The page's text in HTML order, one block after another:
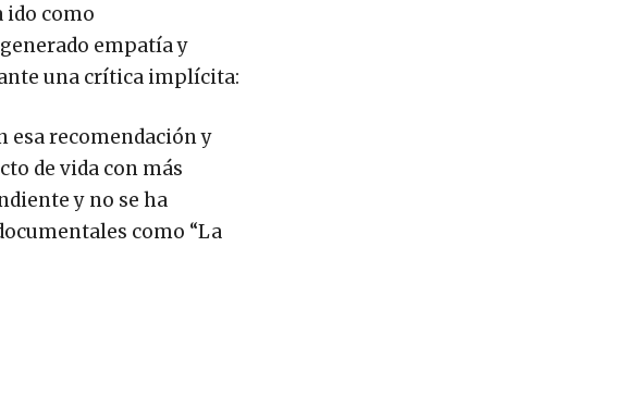
ido como
empatía y
una crítica implícita:
esa recomendación y
de vida con más
y no se ha
como “La